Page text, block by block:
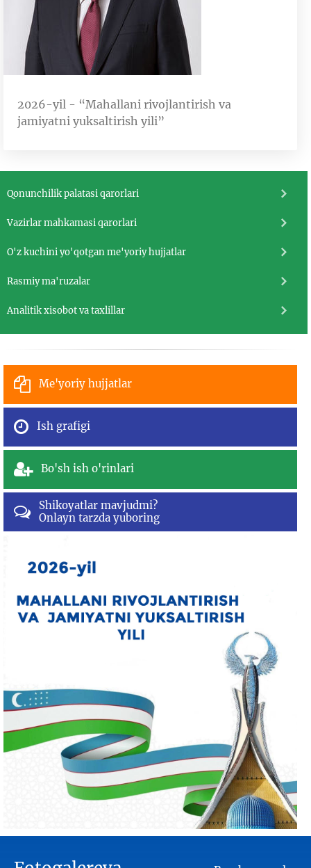
2026-yil - “Mahallani rivojlantirish va
jamiyatni yuksaltirish yili”
Qonunchilik palatasi qarorlari
Vazirlar mahkamasi qarorlari
O'z kuchini yo'qotgan me'yoriy hujjatlar
Rasmiy ma'ruzalar
Analitik xisobot va taxlillar
Me'yoriy hujjatlar
Ish grafigi
Bo'sh ish o'rinlari
Shikoyatlar mavjudmi?
Onlayn tarzda yuboring